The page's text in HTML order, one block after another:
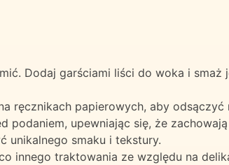
Dodaj garściami liści do woka i smaż
ręcznikach papierowych, aby odsączyć
podaniem, upewniając się, że
unikalnego smaku i tekstury.
innego traktowania ze względu na